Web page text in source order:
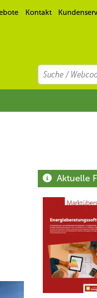
Kontakt
Search
Suchen
Aktuelle